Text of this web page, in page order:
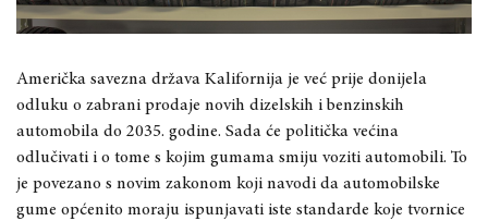
Američka savezna država Kalifornija je već prije donijela
odluku o zabrani prodaje novih dizelskih i benzinskih
automobila do 2035. godine. Sada će politička većina
odlučivati ​​i o tome s kojim gumama smiju voziti automobili. To
je povezano s novim zakonom koji navodi da automobilske
gume općenito moraju ispunjavati iste standarde koje tvornice